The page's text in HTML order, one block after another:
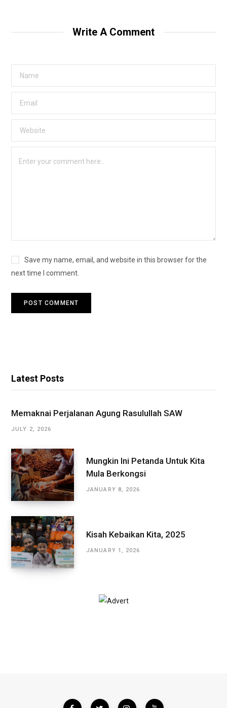
Write A Comment
Save my name, email, and website in this browser for the
next time I comment.
Latest Posts
Memaknai Perjalanan Agung Rasulullah SAW
JULY 2, 2026
Mungkin Ini Petanda Untuk Kita
Mula Berkongsi
JANUARY 8, 2026
Kisah Kebaikan Kita, 2025
JANUARY 1, 2026